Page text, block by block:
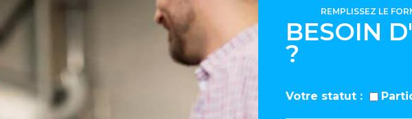
BESOIN
?
REMPLISSEZ LE
Votre statut